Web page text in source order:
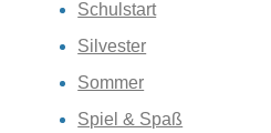
Schulstart
Silvester
Sommer
Spiel & Spaß